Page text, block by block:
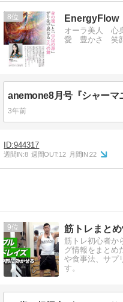
8 EnergyFlow
オーラ美人 心
愛 豊かさ 笑
3年前
944317
週間IN:8 週間OUT:12 月間IN:22
9 筋トレまと
筋トレ初心者か
グ情報をまとめ
や食事法、サプ
す。